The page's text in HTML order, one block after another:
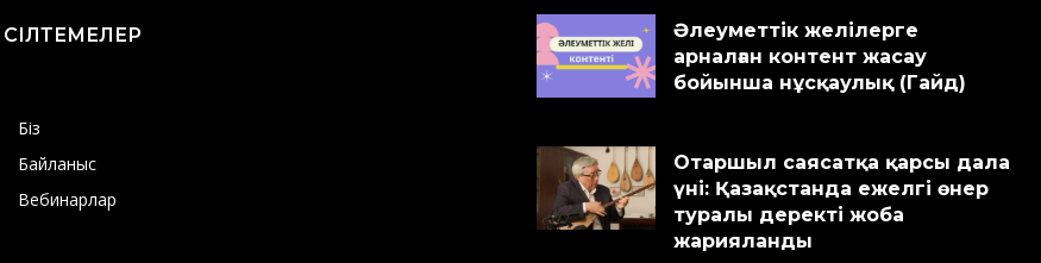
СІЛТЕМЕЛЕР
Біз
Байланыс
Вебинарлар
Әлеуметтік желілерге
арналған контент жасау
бойынша нұсқаулық (Гайд)
Отаршыл саясатқа қарсы дала
үні: Қазақстанда ежелгі өнер
туралы деректі жоба
жарияланды